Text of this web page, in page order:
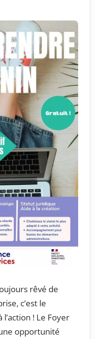
rêvé de
c’est le
! Le Foyer
opportunité